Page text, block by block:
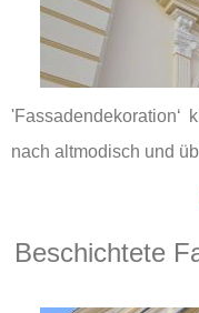
'Fassadendekoration‘
nach altmodisch und
Beschichtete